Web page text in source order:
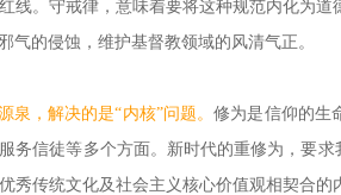
线。守戒律，意味着要将这种规范内化为
气的侵蚀，维护基督教领域的风清气正。
泉，解决的是“内核”问题。修为是信仰的生
务信徒等多个方面。新时代的重修为，要
秀传统文化及社会主义核心价值观相契合